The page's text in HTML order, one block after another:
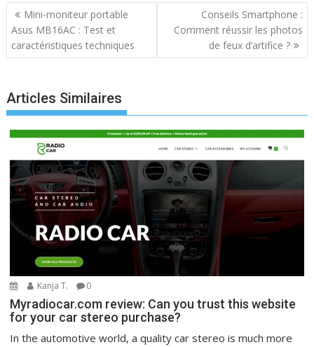
Navigation
de
l’article
Mini-moniteur portable
Asus MB16AC : Test et
caractéristiques techniques
Conseils Smartphone :
Comment réussir les photos
de feux d’artifice ?
Articles Similaires
Kanja T. 0
Myradiocar.com review: Can you trust this website
for your car stereo purchase?
In the automotive world, a quality car stereo is much more